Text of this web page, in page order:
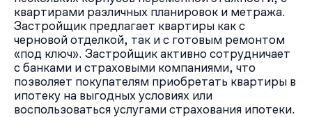
квартирами различных планировок и метража.
Застройщик предлагает квартиры как с
черновой отделкой, так и с готовым ремонтом
«под ключ». Застройщик активно сотрудничает
с банками и страховыми компаниями, что
позволяет покупателям приобретать квартиры в
ипотеку на выгодных условиях или
воспользоваться услугами страхования ипотеки.